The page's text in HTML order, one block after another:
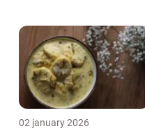
02 january 2026